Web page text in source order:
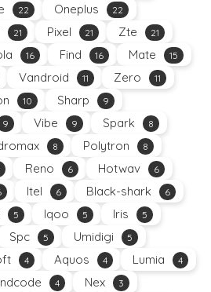
22 Oneplus 22
21 Pixel 21 Zte 21
16 Find 16 Mate 15
Vandroid 11 Zero 11
10 Sharp 9
9 Vibe 9 Spark 8
8 Polytron 8
Reno 6 Hotwav 6
Itel 6 Black-shark 6
5 Iqoo 5 Iris 5
Spc 5 Umidigi 5
4 Aquos 4 Lumia 4
4 Nex 3